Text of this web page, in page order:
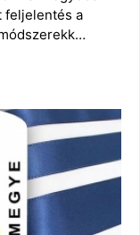
feljelentés a